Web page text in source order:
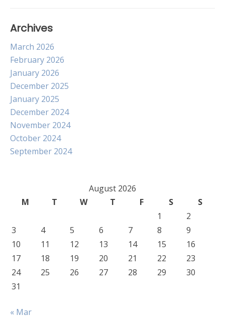
Archives
March 2026
February 2026
January 2026
December 2025
January 2025
December 2024
November 2024
October 2024
September 2024
August 2026
M
T W T F S
S
1
2
3
4 5 6 7 8
9
10
11 12 13 14 15
16
17
18 19 20 21 22
23
24
25 26 27 28 29
30
31
« Mar